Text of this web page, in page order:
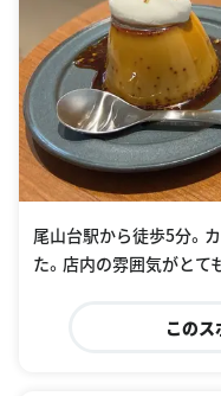
尾山台駅から徒歩5分。
た。店内の雰囲気がと
この